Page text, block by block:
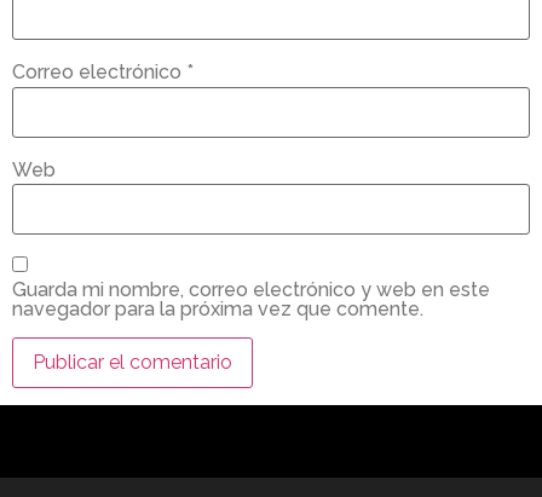
Correo electrónico *
Web
Guarda mi nombre, correo electrónico y web en este
navegador para la próxima vez que comente.